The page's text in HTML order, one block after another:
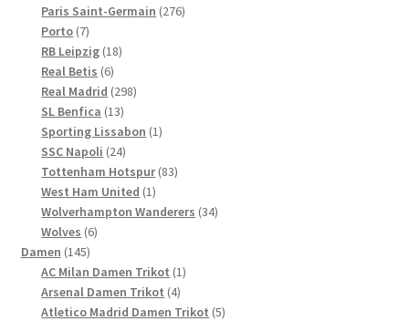
Produkte
Paris Saint-Germain 276276
Porto 77
Produkte
RB Leipzig 1818
Real Betis 66
Produkte
Real Madrid 298298
SL Benfica 1313
Produkte
Sporting Lissabon 11
SSC Napoli 2424
Produkte
Tottenham Hotspur 8383
West Ham United 11
Produkt
Wolverhampton Wanderers 3434
Wolves 66
Damen 145145
Produkte
AC Milan Damen Trikot 11
Arsenal Damen Trikot 44
Produkte
Atletico Madrid Damen Trikot 55